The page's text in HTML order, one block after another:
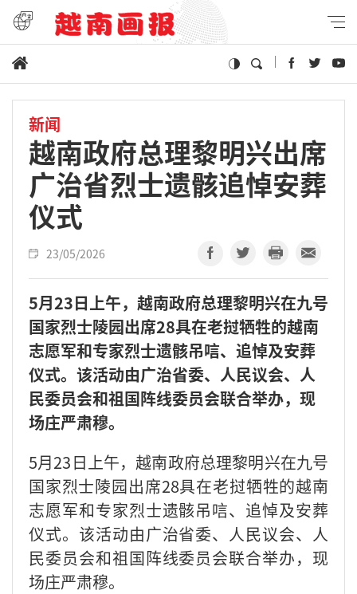
新闻
越南政府总理黎明兴出席
广治省烈士遗骸追悼安葬
仪式
23/05/2026
5月23日上午，越南政府总理黎明兴在九号
国家烈士陵园出席28具在老挝牺牲的越南
志愿军和专家烈士遗骸吊唁、追悼及安葬
仪式。该活动由广治省委、人民议会、人
民委员会和祖国阵线委员会联合举办，现
场庄严肃穆。
5月23日上午，越南政府总理黎明兴在九号
国家烈士陵园出席28具在老挝牺牲的越南
志愿军和专家烈士遗骸吊唁、追悼及安葬
仪式。该活动由广治省委、人民议会、人
民委员会和祖国阵线委员会联合举办，现
场庄严肃穆。